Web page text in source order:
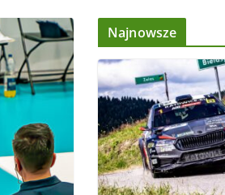
Najnowsze